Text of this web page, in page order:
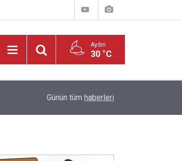
Aydın
30 °C
Vali Varol, Adalet Bakan Yardımcısı Can Tuncay'ı
Günün tüm haberleri